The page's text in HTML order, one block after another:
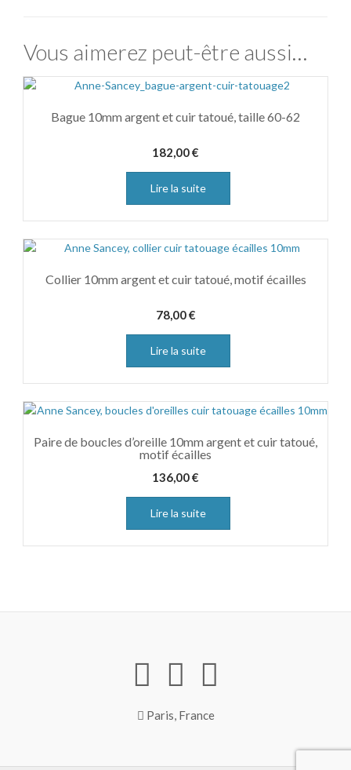
Vous aimerez peut-être aussi…
Bague 10mm argent et cuir tatoué, taille 60-62
182,00€
Lire la suite
Collier 10mm argent et cuir tatoué, motif écailles
78,00€
Lire la suite
Paire de boucles d’oreille 10mm argent et cuir tatoué,
motif écailles
136,00€
Lire la suite
Paris, France